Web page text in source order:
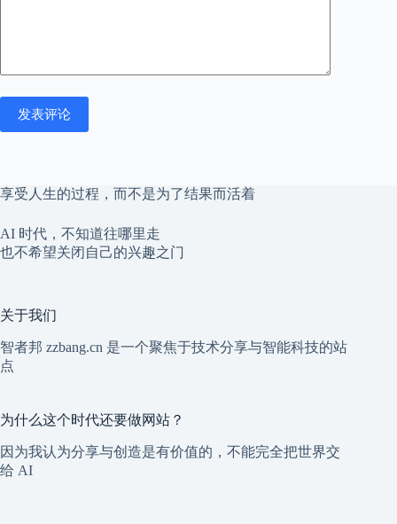
发表评论
享受人生的过程，而不是为了结果而活着
AI 时代，不知道往哪里走
也不希望关闭自己的兴趣之门
关于我们
智者邦 zzbang.cn 是一个聚焦于技术分享与智能科技的站
点
为什么这个时代还要做网站？
因为我认为分享与创造是有价值的，不能完全把世界交
给 AI